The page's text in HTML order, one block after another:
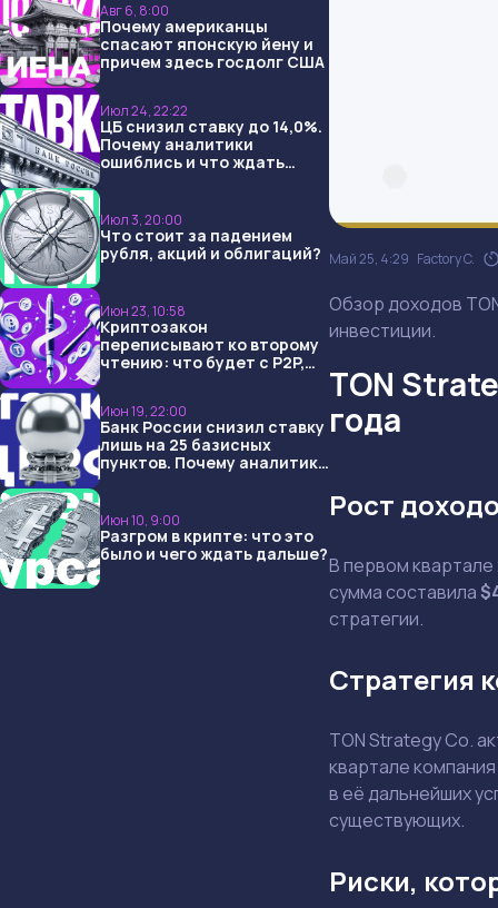
Авг 6, 8:00
Почему американцы
спасают японскую йену и
причем здесь госдолг США
Июл 24, 22:22
ЦБ снизил ставку до 14,0%.
Почему аналитики
ошиблись и что ждать
Июл 3, 20:00
Что стоит за падением
рубля, акций и облигаций?
Июн 23, 10:58
Криптозакон
переписывают ко второму
чтению: что будет с P2P,
Июн 19, 22:00
Банк России снизил ставку
лишь на 25 базисных
пунктов. Почему аналитики
Июн 10, 9:00
Разгром в крипте: что это
было и чего ждать дальше?
Май 25, 4:29 Factory C.
Обзор доходов
инвестиции.
TON
года
Рост
В первом
сумма составила
стратегии.
Стратегия
TON Strategy Co.
квартале
в её дальнейших
существующих.
Риски,